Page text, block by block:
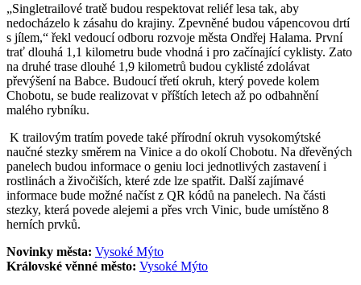
„Singletrailové tratě budou respektovat reliéf lesa tak, aby
nedocházelo k zásahu do krajiny. Zpevněné budou vápencovou drtí
s jílem,“ řekl vedoucí odboru rozvoje města Ondřej Halama. První
trať dlouhá 1,1 kilometru bude vhodná i pro začínající cyklisty. Zato
na druhé trase dlouhé 1,9 kilometrů budou cyklisté zdolávat
převýšení na Babce. Budoucí třetí okruh, který povede kolem
Chobotu, se bude realizovat v příštích letech až po odbahnění
malého rybníku.
K trailovým tratím povede také přírodní okruh vysokomýtské
naučné stezky směrem na Vinice a do okolí Chobotu. Na dřevěných
panelech budou informace o geniu loci jednotlivých zastavení i
rostlinách a živočiších, které zde lze spatřit. Další zajímavé
informace bude možné načíst z QR kódů na panelech. Na části
stezky, která povede alejemi a přes vrch Vinic, bude umístěno 8
herních prvků.
Novinky města: Vysoké Mýto
Královské věnné město: Vysoké Mýto